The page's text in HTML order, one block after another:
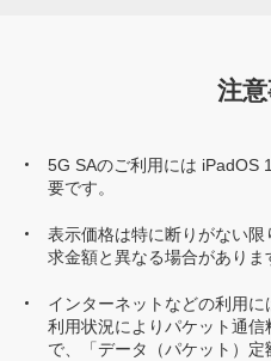
注
5G SAのご利用には iPadOS
要です。
表示価格は特に断りがない
求金額と異なる場合がありま
インターネットなどの利用
利用状況によりパケット通
で、「データ（パケット）